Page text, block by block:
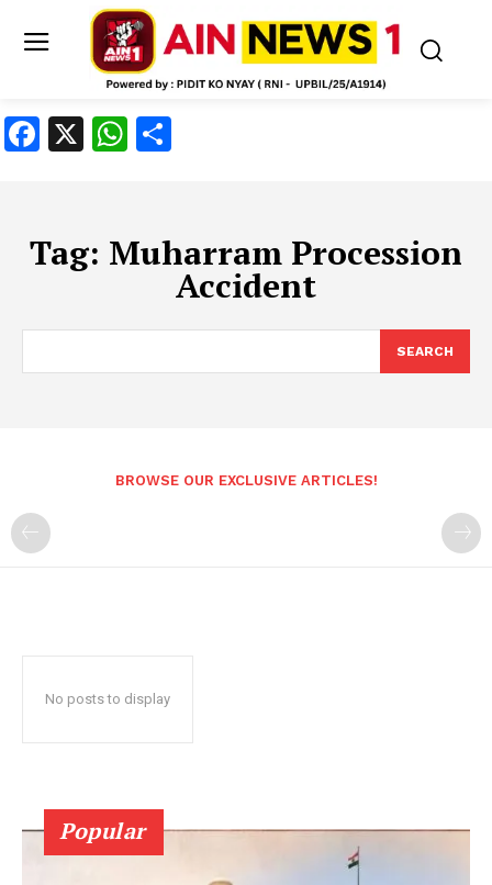
Facebook
X WhatsApp
Tag: Muharram Procession
Accident
SEARCH
BROWSE OUR EXCLUSIVE ARTICLES!
No posts to display
Popular